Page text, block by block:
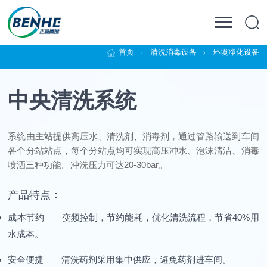
首页 清洗消毒设备 环境净化设备
中央清洗系统
系统由主站提供高压水、清洗剂、消毒剂，通过管路输送到车间
各个分站站点，每个分站点均可实现高压冲水、泡沫清洁、消毒
喷洒三种功能。冲洗压力可达20-30bar。
产品特点：
成本节约——变频控制，节约能耗，优化清洗流程，节省40%用
水成本。
安全便捷——清洗药剂采用集中供应，避免药剂进车间。